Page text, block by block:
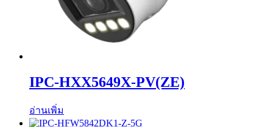
IPC-HXX5649X-PV(ZE)
อ่านเพิ่ม